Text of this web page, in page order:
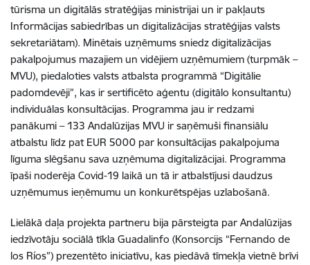
tūrisma un digitālās stratēģijas ministrijai un ir pakļauts
Informācijas sabiedrības un digitalizācijas stratēģijas valsts
sekretariātam). Minētais uzņēmums sniedz digitalizācijas
pakalpojumus mazajiem un vidējiem uzņēmumiem (turpmāk –
MVU), piedaloties valsts atbalsta programmā “Digitālie
padomdevēji”, kas ir sertificēto aģentu (digitālo konsultantu)
individuālas konsultācijas. Programma jau ir redzami
panākumi – 133 Andalūzijas MVU ir saņēmuši finansiālu
atbalstu līdz pat EUR 5000 par konsultācijas pakalpojuma
līguma slēgšanu sava uzņēmuma digitalizācijai. Programma
īpaši noderēja Covid-19 laikā un tā ir atbalstījusi daudzus
uzņēmumus ieņēmumu un konkurētspējas uzlabošanā.
Lielākā daļa projekta partneru bija pārsteigta par Andalūzijas
iedzīvotāju sociālā tīkla Guadalinfo (Konsorcijs “Fernando de
los Ríos”) prezentēto iniciatīvu, kas piedāvā tīmekļa vietnē brīvi